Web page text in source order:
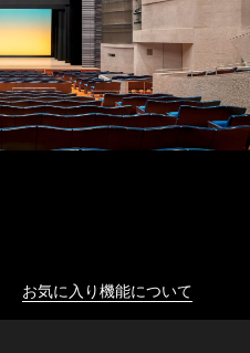
お気に入り機能について